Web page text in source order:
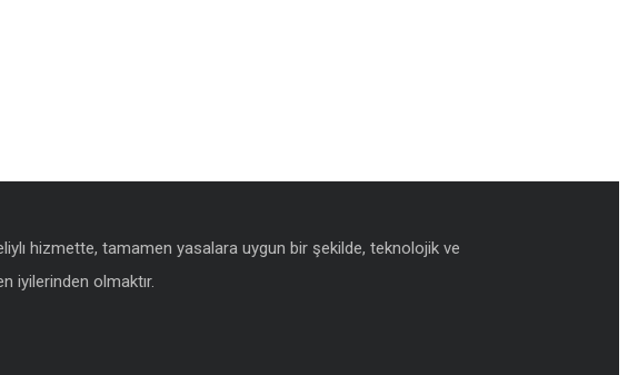
hizmette, tamamen yasalara uygun bir şekilde, teknolojik ve
iyilerinden olmaktır.